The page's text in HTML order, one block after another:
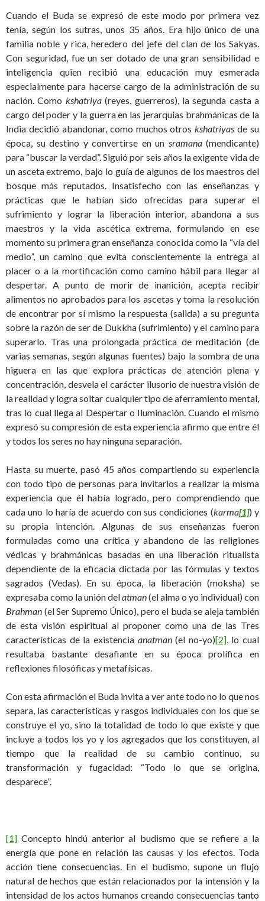
Cuando el Buda se expresó de este modo por primera vez
tenía, según los sutras, unos 35 años. Era hijo único de una
familia noble y rica, heredero del jefe del clan de los Sakyas.
Con seguridad, fue un ser dotado de una gran sensibilidad e
inteligencia quien recibió una educación muy esmerada
especialmente para hacerse cargo de la administración de su
nación. Como kshatriya(reyes, guerreros), la segunda casta a
cargo del poder y la guerra en las jerarquías brahmánicas de la
India decidió abandonar, como muchos otros kshatriyas de su
época, su destino y convertirse en un sramana(mendicante)
para “buscar la verdad”. Siguió por seis años la exigente vida de
un asceta extremo, bajo lo guía de algunos de los maestros del
bosque más reputados. Insatisfecho con las enseñanzas y
prácticas que le habían sido ofrecidas para superar el
sufrimiento y lograr la liberación interior, abandona a sus
maestros y la vida ascética extrema, formulando en ese
momento su primera gran enseñanza conocida como la “vía del
medio”, un camino que evita conscientemente la entrega al
placer o a la mortificación como camino hábil para llegar al
despertar. A punto de morir de inanición, acepta recibir
alimentos no aprobados para los ascetas y toma la resolución
de encontrar por sí mismo la respuesta (salida) a su pregunta
sobre la razón de ser de Dukkha (sufrimiento) y el camino para
superarlo. Tras una prolongada práctica de meditación (de
varias semanas, según algunas fuentes) bajo la sombra de una
higuera en las que explora prácticas de atención plena y
concentración, desvela el carácter ilusorio de nuestra visión de
la realidad y logra soltar cualquier tipo de aferramiento mental,
tras lo cual llega al Despertar o Iluminación. Cuando el mismo
expresó su compresión de esta experiencia afirmo que entre él
y todos los seres no hay ninguna separación.
Hasta su muerte, pasó 45 años compartiendo su experiencia
con todo tipo de personas para invitarlos a realizar la misma
experiencia que él había logrado, pero comprendiendo que
cada uno lo haría de acuerdo con sus condiciones (karma[1]) y
su propia intención. Algunas de sus enseñanzas fueron
formuladas como una crítica y abandono de las religiones
védicas y brahmánicas basadas en una liberación ritualista
dependiente de la eficacia dictada por las fórmulas y textos
sagrados (Vedas). En su época, la liberación (moksha) se
expresaba como la unión delatman(el alma o yo individual) con
Brahman (el Ser Supremo Único), pero el buda se aleja también
de esta visión espiritual al proponer como una de las Tres
características de la existencia anatman(el no-yo)[2], lo cual
resultaba bastante desafiante en su época prolífica en
reflexiones filosóficas y metafísicas.
Con esta afirmación el Buda invita a ver ante todo no lo que nos
separa, las características y rasgos individuales con los que se
construye el yo, sino la totalidad de todo lo que existe y que
incluye a todos los yo y los agregados que los constituyen, al
tiempo que la realidad de su cambio continuo, su
transformación y fugacidad: “Todo lo que se origina,
desparece”.
[1] Concepto hindú anterior al budismo que se refiere a la
energía que pone en relación las causas y los efectos. Toda
acción tiene consecuencias. En el budismo, supone un flujo
natural de hechos que están relacionados por la intensión y la
intensidad de los actos humanos creando consecuencias tanto